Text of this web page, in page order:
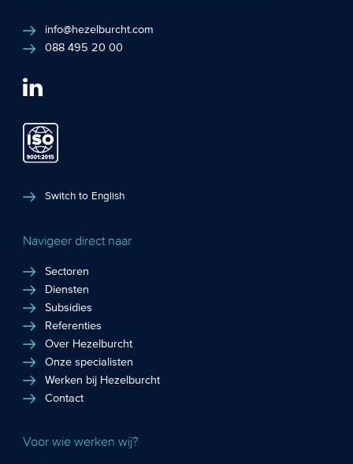
info@hezelburcht.com
088 495 20 00
Switch to English
Navigeer direct naar
Sectoren
Diensten
Subsidies
Referenties
Over Hezelburcht
Onze specialisten
Werken bij Hezelburcht
Contact
Voor wie werken wij?